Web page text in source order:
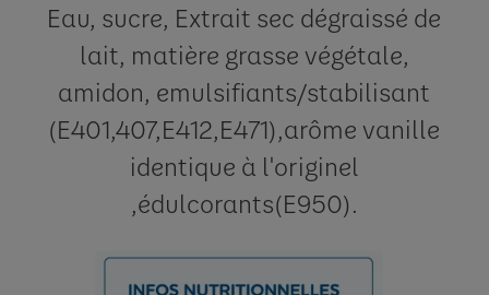
Eau, sucre, Extrait sec dégraissé de
lait, matière grasse végétale,
amidon, emulsifiants/stabilisant
(E401,407,E412,E471),arôme vanille
identique à l'originel
,édulcorants(E950).